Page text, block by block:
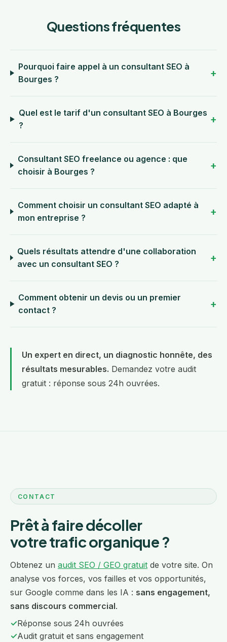
Questions fréquentes
Pourquoi faire appel à un consultant SEO à
Bourges ?
Quel est le tarif d'un consultant SEO à Bourges
?
Consultant SEO freelance ou agence : que
choisir à Bourges ?
Comment choisir un consultant SEO adapté à
mon entreprise ?
Quels résultats attendre d'une collaboration
avec un consultant SEO ?
Comment obtenir un devis ou un premier
contact ?
Un expert en direct, un diagnostic honnête, des
résultats mesurables. Demandez votre audit
gratuit : réponse sous 24h ouvrées.
CONTACT
Prêt à faire décoller
votre trafic organique ?
Obtenez un audit SEO / GEO gratuit de votre site. On
analyse vos forces, vos failles et vos opportunités,
sur Google comme dans les IA : sans engagement,
sans discours commercial.
✓Réponse sous 24h ouvrées
✓Audit gratuit et sans engagement